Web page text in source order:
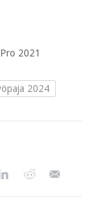
2021
2024